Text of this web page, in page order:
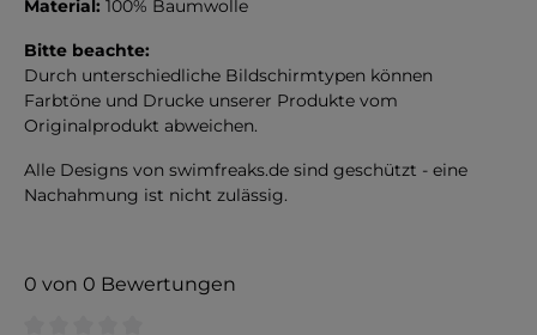
Material: 100% Baumwolle
Bitte beachte:
Durch unterschiedliche Bildschirmtypen können
Farbtöne und Drucke unserer Produkte vom
Originalprodukt abweichen.
Alle Designs von swimfreaks.de sind geschützt - eine
Nachahmung ist nicht zulässig.
0 von 0 Bewertungen